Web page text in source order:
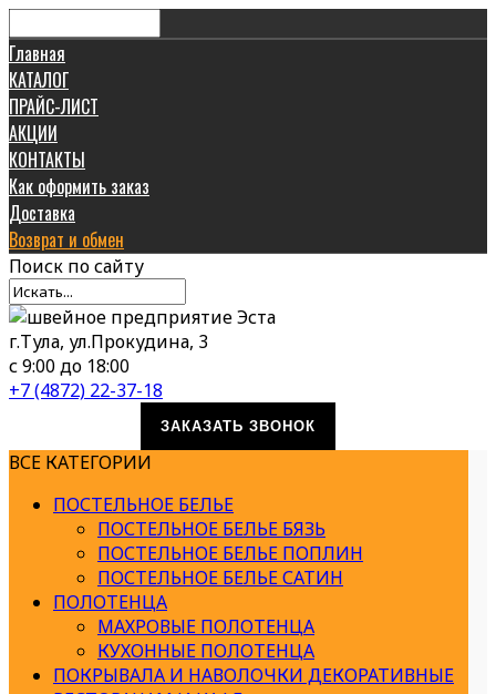
Главная
КАТАЛОГ
ПРАЙС-ЛИСТ
АКЦИИ
КОНТАКТЫ
Как оформить заказ
Доставка
Возврат и обмен
Поиск по сайту
г.Тула, ул.Прокудина, 3
с 9:00 до 18:00
+7 (4872) 22-37-18
ЗАКАЗАТЬ ЗВОНОК
ВСЕ КАТЕГОРИИ
ПОСТЕЛЬНОЕ БЕЛЬЕ
ПОСТЕЛЬНОЕ БЕЛЬЕ БЯЗЬ
ПОСТЕЛЬНОЕ БЕЛЬЕ ПОПЛИН
ПОСТЕЛЬНОЕ БЕЛЬЕ САТИН
ПОЛОТЕНЦА
МАХРОВЫЕ ПОЛОТЕНЦА
КУХОННЫЕ ПОЛОТЕНЦА
ПОКРЫВАЛА И НАВОЛОЧКИ ДЕКОРАТИВНЫЕ